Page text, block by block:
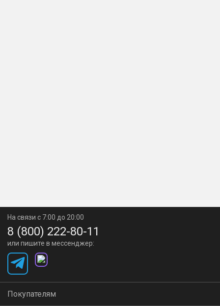
На связи с 7:00 до 20:00
8 (800) 222-80-11
или пишите в мессенджер:
Покупателям